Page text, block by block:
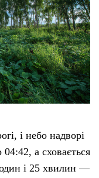
і небо надворі
а сховається
і 25 хвилин —